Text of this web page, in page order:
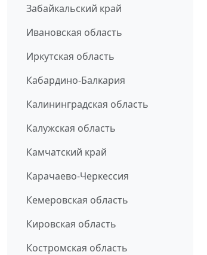
Забайкальский край
Ивановская область
Иркутская область
Кабардино-Балкария
Калининградская область
Калужская область
Камчатский край
Карачаево-Черкессия
Кемеровская область
Кировская область
Костромская область